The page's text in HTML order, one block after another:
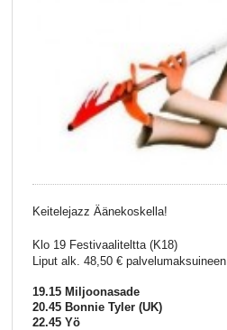
Keitelejazz Äänekoskella!
Klo 19 Festivaaliteltta (K18)
Liput alk. 48,50 € palvelumaksuineen
19.15 Miljoonasade
20.45 Bonnie Tyler (UK)
22.45 Yö